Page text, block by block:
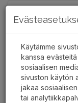
Käytämme
kanssa
sosiaalisen
sivuston käytön
jakaa
tai
ONLINE